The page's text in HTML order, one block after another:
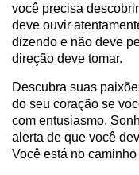
você precisa
deve ouvir
dizendo e não deve
direção deve tomar.
Descubra suas
do seu coração se
com entusiasmo.
alerta de que você
Você está no